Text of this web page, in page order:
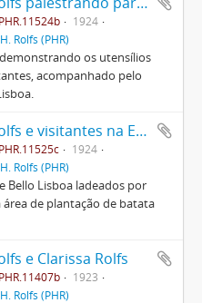
1924
Rolfs (PHR)
os utensílios
acompanhado pelo
Peter Henry Rolfs e visitantes na ESAV
1924
Rolfs (PHR)
Bello Lisboa ladeados por
de plantação de batata
e Clarissa Rolfs
1923
Rolfs (PHR)